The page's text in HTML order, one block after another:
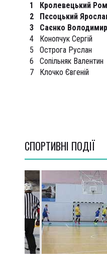
1 Кролевецький
2
Пєсоцький
3
Саєнко Володимир
4
Конопчук Сергій
5
Острога Руслан
6
Сопільняк Валентин
7
Клочко Євгеній
СПОРТИВНI ПОДІЇ